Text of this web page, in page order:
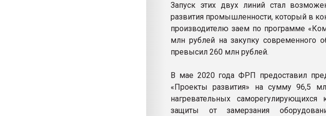
Запуск этих двух линий стал
развития промышленности, который в
производителю заем по программе
млн рублей на закупку современного
превысил 260 млн рублей.
В мае 2020 года ФРП предоставил
«Проекты развития» на сумму 96,5
нагревательных
защиты от замерзания